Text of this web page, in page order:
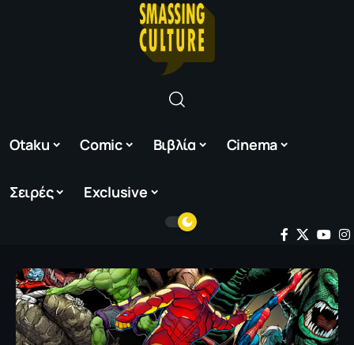
Otaku Comic Βιβλία Cinema
Σειρές Exclusive